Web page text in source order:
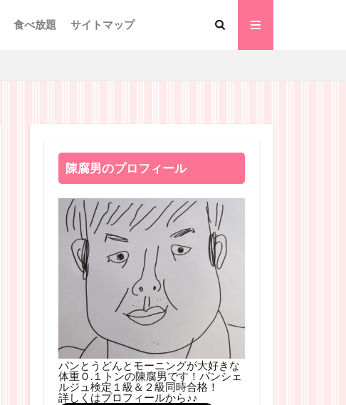
食べ放題 サイトマップ
陳腐男のプロフィール
パンとうどんとモーニングが大好きな
体重０.１トンの陳腐男です！パンシェ
ルジュ検定１級＆２級同時合格！
詳しくはプロフィールから♪♪